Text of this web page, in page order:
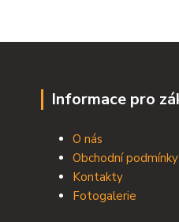
Informace pro
O nás
Obchodní podmínky
Kontakty
Fotogalerie